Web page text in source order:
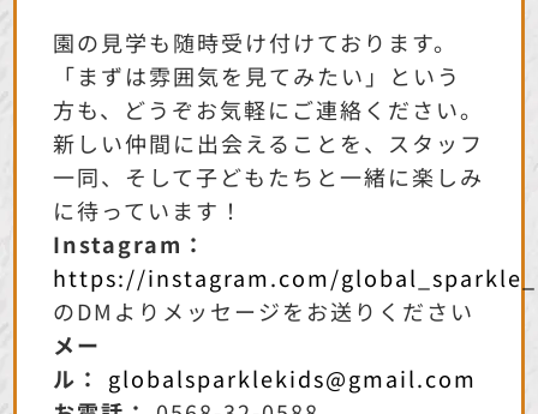
園の見学も随時受け付けております。
「まずは雰囲気を見てみたい」という
方も、どうぞお気軽にご連絡ください。
新しい仲間に出会えることを、スタッフ
一同、そして子どもたちと一緒に楽しみ
に待っています！
Instagram：
https://instagram.com/
のDMよりメッセージをお送りください
メー
ル：
globalsparklekids@gmail.com